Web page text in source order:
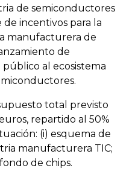
de semiconductores
incentivos para la
manufacturera de
de
al ecosistema
total previsto
repartido al 50%
(i) esquema de
manufacturera TIC;
de chips.